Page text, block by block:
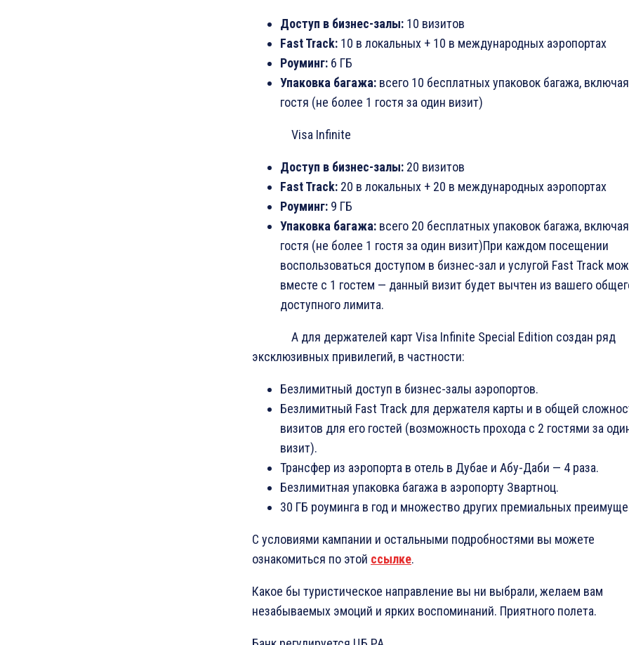
Доступ в бизнес-залы: 10 визитов
FastTrack: 10 в локальных + 10 в международных аэропортах
Роуминг: 6 ГБ
Упаковка багажа: всего 10 бесплатных упаковок багажа, включая
гостя (не более 1 гостя за один визит)
Visa Infinite
Доступ в бизнес-залы: 20 визитов
FastTrack: 20 в локальных + 20 в международных аэропортах
Роуминг: 9 ГБ
Упаковка багажа: всего 20 бесплатных упаковок багажа, включая
гостя (не более 1 гостя за один визит)При каждом посещении
воспользоваться доступом в бизнес-зал и услугой Fast Track
вместе с 1 гостем — данный визит будет вычтен из вашего
доступного лимита.
А для держателей карт Visa Infinite Special Edition создан ряд
эксклюзивных привилегий, в частности:
Безлимитный доступ в бизнес-залы аэропортов.
Безлимитный Fast Track для держателя карты и в общей
визитов для его гостей (возможность прохода с 2 гостями за
визит).
Трансфер из аэропорта в отель в Дубае и Абу-Даби — 4 раза.
Безлимитная упаковка багажа в аэропорту Звартноц.
30 ГБ роуминга в год и множество других премиальных
С условиями кампании и остальными подробностями вы можете
ознакомиться по этой ссылке.
Какое бы туристическое направление вы ни выбрали, желаем вам
незабываемых эмоций и ярких воспоминаний. Приятного полета.